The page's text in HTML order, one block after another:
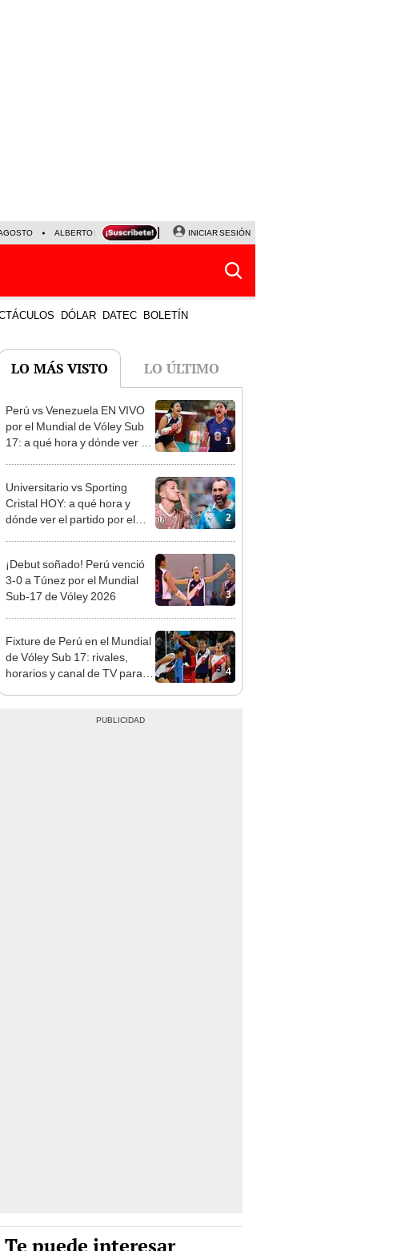
DÓLAR DATEC BOLETÍN
LO MÁS VISTO
1
Perú vs Venezuela EN VIVO
por el Mundial de Vóley Sub
17: a qué hora y dónde ver el
partido de la fecha 2
2
Universitario vs Sporting
Cristal HOY: a qué hora y
dónde ver el partido por el
Torneo Clausura de la Liga 1
3
¡Debut soñado! Perú venció
3-0 a Túnez por el Mundial
Sub-17 de Vóley 2026
4
Fixture de Perú en el Mundial
de Vóley Sub 17: rivales,
horarios y canal de TV para
ver a la selección en el torneo
Te puede interesar